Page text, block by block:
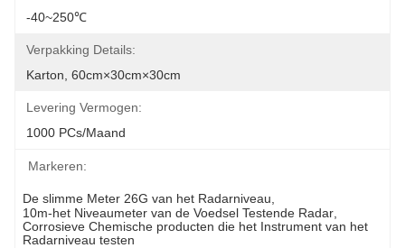
-40~250℃
Verpakking Details:
Karton, 60cm×30cm×30cm
Levering Vermogen:
1000 PCs/maand
Markeren:
De slimme Meter 26G van het Radarniveau
10m-het Niveaumeter van de Voedsel Testende Radar
Corrosieve Chemische producten die het Instrument van het
Radarniveau testen